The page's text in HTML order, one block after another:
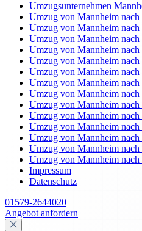
Umzugsunternehmen
Umzug von Mannheim
Umzug von Mannheim
Umzug von Mannheim nach
Umzug von Mannheim
Umzug von Mannheim
Umzug von Mannheim nach
Umzug von Mannheim nach
Umzug von Mannheim
Umzug von Mannheim
Umzug von Mannheim nach
Umzug von Mannheim nach
Umzug von Mannheim
Umzug von Mannheim
Umzug von Mannheim nach
Impressum
Datenschutz
01579-2644020
Angebot anfordern